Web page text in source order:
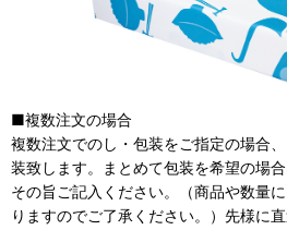
■複数注文の場合
複数注文でのし・包装をご指定の場合
装致します。まとめて包装を希望の場
その旨ご記入ください。（商品や数量
りますのでご了承ください。）先様に